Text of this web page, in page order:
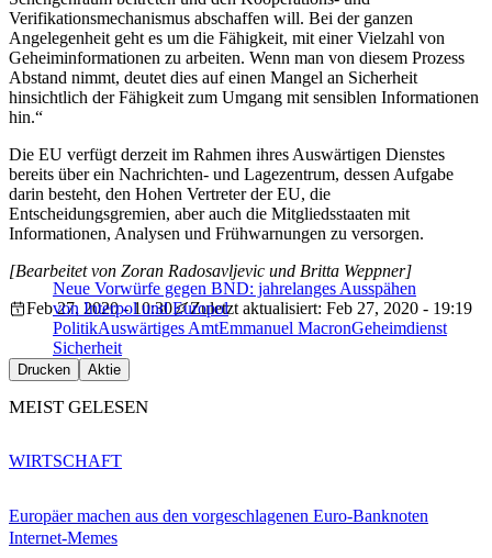
Verifikationsmechanismus abschaffen will. Bei der ganzen
Angelegenheit geht es um die Fähigkeit, mit einer Vielzahl von
Geheiminformationen zu arbeiten. Wenn man von diesem Prozess
Abstand nimmt, deutet dies auf einen Mangel an Sicherheit
hinsichtlich der Fähigkeit zum Umgang mit sensiblen Informationen
hin.“
Die EU verfügt derzeit im Rahmen ihres Auswärtigen Dienstes
bereits über ein Nachrichten- und Lagezentrum, dessen Aufgabe
darin besteht, den Hohen Vertreter der EU, die
Entscheidungsgremien, aber auch die Mitgliedsstaaten mit
Informationen, Analysen und Frühwarnungen zu versorgen.
Neue Vorwürfe gegen BND: jahrelanges Ausspähen
von Interpol und Europol
[Bearbeitet von Zoran Radosavljevic und Britta Weppner]
Feb 27, 2020 - 10:30
Zuletzt aktualisiert: Feb 27, 2020 - 19:19
PolitikAuswärtiges AmtEmmanuel MacronGeheimdienst
Sicherheit
Drucken Aktie
MEIST GELESEN
Europäer machen aus den vorgeschlagenen Euro-Banknoten
Internet-Memes
WIRTSCHAFT